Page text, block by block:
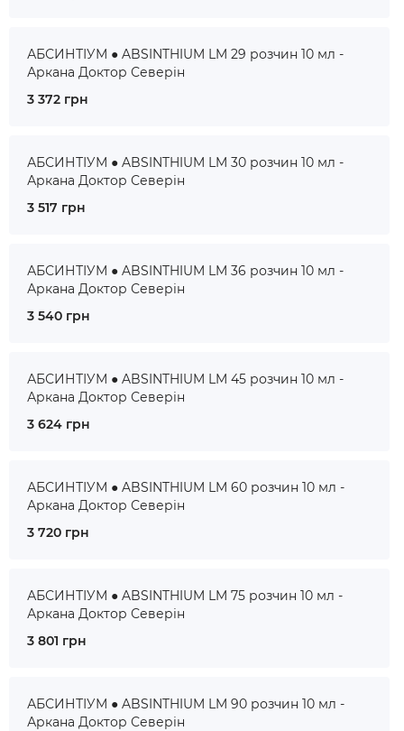
АБСИНТІУМ ● ABSINTHIUM LM 29 розчин 10 мл -
Аркана Доктор Северін
3 372 грн
АБСИНТІУМ ● ABSINTHIUM LM 30 розчин 10 мл -
Аркана Доктор Северін
3 517 грн
АБСИНТІУМ ● ABSINTHIUM LM 36 розчин 10 мл -
Аркана Доктор Северін
3 540 грн
АБСИНТІУМ ● ABSINTHIUM LM 45 розчин 10 мл -
Аркана Доктор Северін
3 624 грн
АБСИНТІУМ ● ABSINTHIUM LM 60 розчин 10 мл -
Аркана Доктор Северін
3 720 грн
АБСИНТІУМ ● ABSINTHIUM LM 75 розчин 10 мл -
Аркана Доктор Северін
3 801 грн
АБСИНТІУМ ● ABSINTHIUM LM 90 розчин 10 мл -
Аркана Доктор Северін